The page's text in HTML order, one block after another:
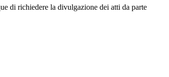
di richiedere la divulgazione dei atti da parte